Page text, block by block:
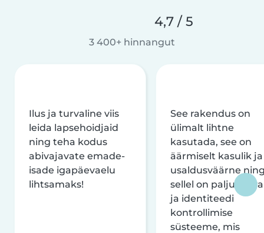
4,7 / 5
3 400+ hinnangut
Ilus ja turvaline viis
leida lapsehoidjaid
ning teha kodus
abivajavate emade-
isade igapäevaelu
lihtsamaks!
See rakendus on
ülimalt lihtne
kasutada, see on
äärmiselt kasulik ja
usaldusväärne
sellel on palju
ja identiteedi
kontrollimise
süsteeme, mis